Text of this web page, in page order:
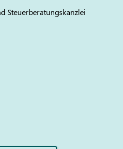
Steuerberatungskanzlei